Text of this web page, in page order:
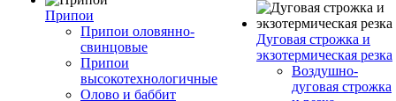
Припои
Припои оловянно-
свинцовые
Припои
высокотехнологичные
Олово и баббит
Дуговая строжка и
экзотермическая резка
Воздушно-
дуговая строжка